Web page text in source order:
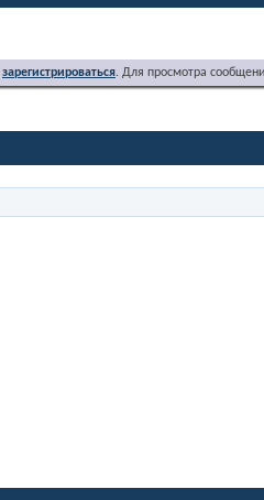
зарегистрироваться. Для просмотра